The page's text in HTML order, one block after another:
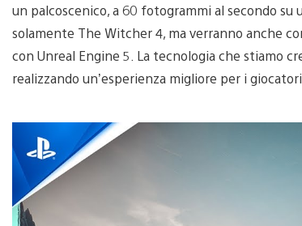
un palcoscenico, a 60 fotogrammi al secondo
solamente The Witcher 4, ma verranno anche
con Unreal Engine 5. La tecnologia che stiamo
realizzando un’esperienza migliore per i giocatori.